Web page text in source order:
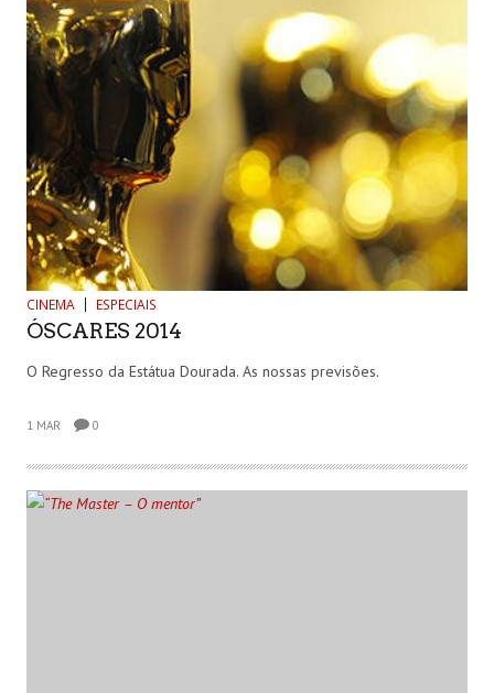
CINEMA ESPECIAIS
ÓSCARES 2014
O Regresso da Estátua Dourada. As nossas previsões.
1 MAR 0